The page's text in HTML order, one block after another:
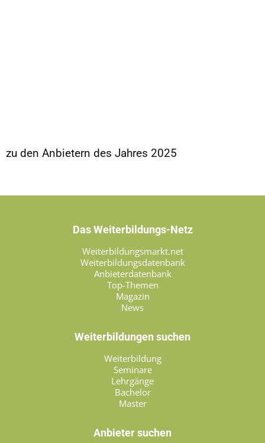
zu den Anbietern des Jahres 2025
Das Weiterbildungs-Netz
Weiterbildungsmarkt.net
Weiterbildungsdatenbank
Anbieterdatenbank
Top-Themen
Magazin
News
Weiterbildungen suchen
Weiterbildung
Seminare
Lehrgänge
Bachelor
Master
Anbieter suchen